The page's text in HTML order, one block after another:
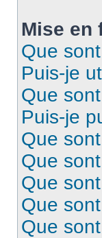
Mise en
Que
Puis-je
Que
Puis-je
Que
Que
Que
Que
Que